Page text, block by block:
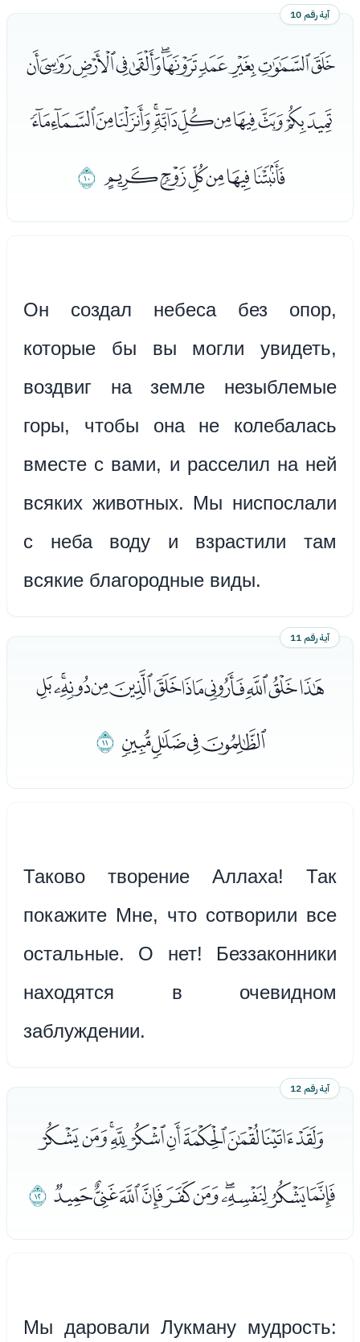
آية رقم 10
ﮪﮫﮬﮭﮮﮯﮰﮱﯓﯔﯕ
ﯖﯗﯘﯙﯚﯛﯜﯝﯞﯟﯠﯡ
ﯢﯣﯤﯥﯦﯧﯨ
Он создал небеса без опор,
которые бы вы могли увидеть,
воздвиг на земле незыблемые
горы, чтобы она не колебалась
вместе с вами, и расселил на ней
всяких животных. Мы ниспослали
с неба воду и взрастили там
всякие благородные виды.
آية رقم 11
ﯩﯪﯫﯬﯭﯮﯯﯰﯱﯲﯳ
ﯴﯵﯶﯷﯸ
Таково творение Аллаха! Так
покажите Мне, что сотворили все
остальные. О нет! Беззаконники
находятся в очевидном
заблуждении.
آية رقم 12
ﭑﭒﭓﭔﭕﭖﭗﭘﭙﭚ
ﭛﭜﭝﭞﭟﭠﭡﭢﭣﭤﭥ
Мы даровали Лукману мудрость: